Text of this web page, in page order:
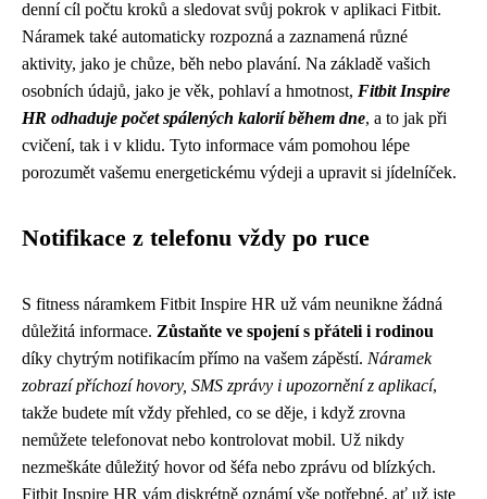
denní cíl počtu kroků a sledovat svůj pokrok v aplikaci Fitbit.
Náramek také automaticky rozpozná a zaznamená různé
aktivity, jako je chůze, běh nebo plavání. Na základě vašich
osobních údajů, jako je věk, pohlaví a hmotnost, Fitbit Inspire
HR odhaduje počet spálených kalorií během dne, a to jak při
cvičení, tak i v klidu. Tyto informace vám pomohou lépe
porozumět vašemu energetickému výdeji a upravit si jídelníček.
Notifikace z telefonu vždy po ruce
S fitness náramkem Fitbit Inspire HR už vám neunikne žádná
důležitá informace. Zůstaňte ve spojení s přáteli i rodinou
díky chytrým notifikacím přímo na vašem zápěstí. Náramek
zobrazí příchozí hovory, SMS zprávy i upozornění z aplikací,
takže budete mít vždy přehled, co se děje, i když zrovna
nemůžete telefonovat nebo kontrolovat mobil. Už nikdy
nezmeškáte důležitý hovor od šéfa nebo zprávu od blízkých.
Fitbit Inspire HR vám diskrétně oznámí vše potřebné, ať už jste